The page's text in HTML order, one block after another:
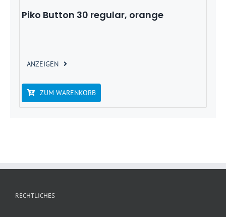
Piko Button 30 regular, orange
ANZEIGEN
ZUM WARENKORB
RECHTLICHES